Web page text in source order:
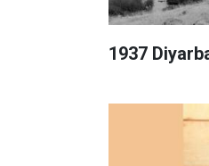
1937